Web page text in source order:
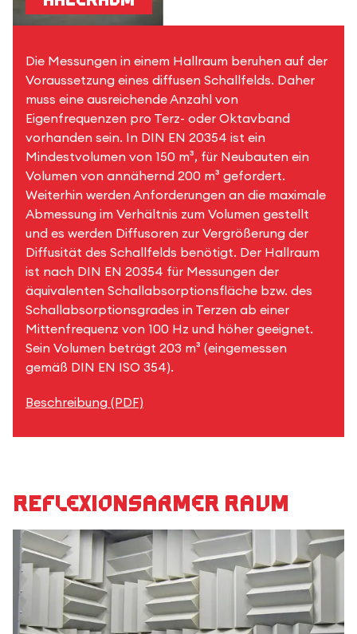
Die Messungen in einem Hallraum beruhen auf der
Voraussetzung eines diffusen Schallfelds. Daher
muss eine ausreichende Anzahl von
Eigenfrequenzen pro Terz- oder Oktavband
vorhanden sein. In DIN EN 20354 ist ein
Mindestvolumen von 150 m³, für Neubauten ein
Volumen von annähernd 200 m³ gefordert.
Weiterhin werden Anforderungen an die maximale
Abmessung im Verhältnis zum Volumen gestellt
und es werden Diffusoren zur Vergrößerung der
Diffusität des Schallfelds benötigt. Der Hallraum
ist nach DIN EN 20354 für Messungen der
äquivalenten Schallabsorptionsfläche bzw. des
Schallabsorptionsgrades in Terzen ab einer
Mittenfrequenz von 100 Hz und höher geeignet.
Sein Volumen beträgt 203 m³ (eingemessen
gemäß DIN EN ISO 354).
Beschreibung (PDF)
Reflexionsarmer Raum